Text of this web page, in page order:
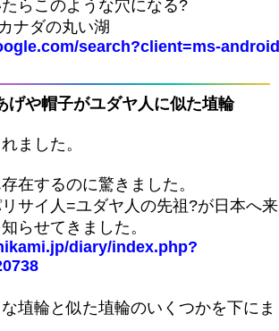
らこのような穴になる?
ナダの丸い湖
search?client=ms-
げや帽子がユダヤ人に似た埴輪
ました。
在するのに驚きました。
サイ人=ユダヤ人の先祖?が日本へ来
らせてきました。
diary/index.php?
埴輪と似た埴輪のいくつかを下にま